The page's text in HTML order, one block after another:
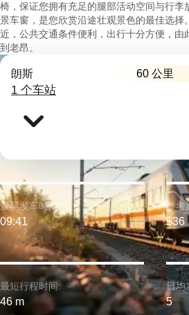
椅，保证您拥有充足的腿部活动空间与行李
景车窗，是您欣赏沿途壮观景色的最佳选择
近，公共交通条件便利，出行十分方便，由
到老昂。
朗斯 60 公里
1 个车站
最短行程时间:
46 m
最早发车时间:
09:41
参考
$36
日均
5